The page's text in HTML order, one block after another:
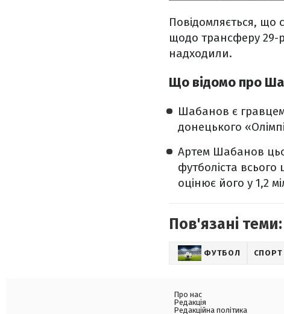
Повідомляється, що
щодо трансферу 29-
надходили.
Що відомо про
Шабанов є
донецького
Артем Шабанов
футболіста всього
оцінює його у 1,2
Пов'язані теми:
ФУТБОЛ СПОРТ
Про нас
Редакція
Редакційна політика